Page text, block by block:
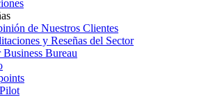
de Nuestros Clientes
y Reseñas del Sector
Business Bureau